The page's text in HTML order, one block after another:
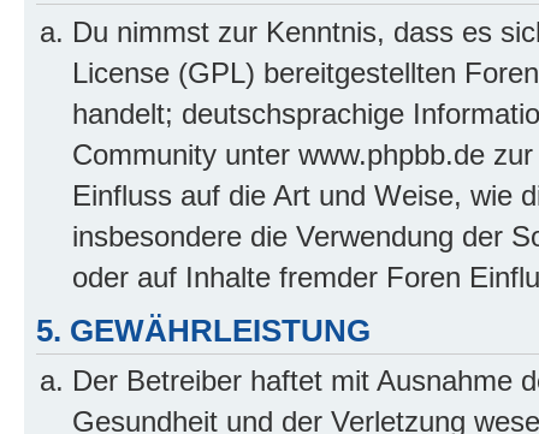
Du nimmst zur Kenntnis, dass es
License (GPL) bereitgestellten
handelt; deutschsprachige
Community unter www.phpbb.de
Einfluss auf die Art und Weise, wie
insbesondere die Verwendung der
oder auf Inhalte fremder Foren
5. GEWÄHRLEISTUNG
Der Betreiber haftet mit Ausnahme
Gesundheit und der Verletzung